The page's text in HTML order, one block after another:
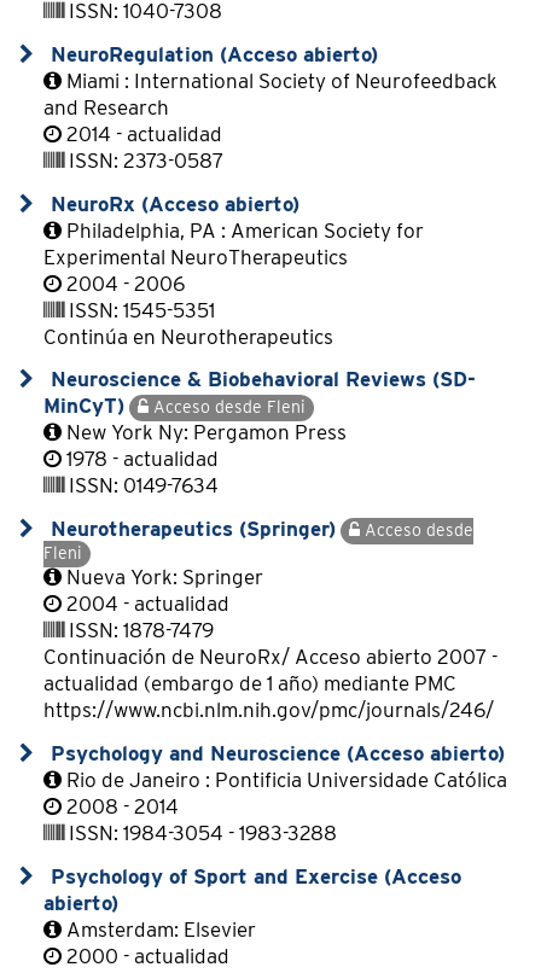
ISSN: 1040-7308
NeuroRegulation (Acceso abierto)
Miami : International Society of Neurofeedback
and Research
2014 - actualidad
ISSN: 2373-0587
NeuroRx (Acceso abierto)
Philadelphia, PA : American Society for
Experimental NeuroTherapeutics
2004 - 2006
ISSN: 1545-5351
Continúa en Neurotherapeutics
Neuroscience & Biobehavioral Reviews (SD-
MinCyT)
Acceso desde Fleni
New York Ny: Pergamon Press
1978 - actualidad
ISSN: 0149-7634
Neurotherapeutics (Springer)
Acceso desde
Fleni
Nueva York: Springer
2004 - actualidad
ISSN: 1878-7479
Continuación de NeuroRx/ Acceso abierto 2007 -
actualidad (embargo de 1 año) mediante PMC
https://www.ncbi.nlm.nih.gov/pmc/journals/246/
Psychology and Neuroscience (Acceso abierto)
Rio de Janeiro : Pontificia Universidade Católica
2008 - 2014
ISSN: 1984-3054 - 1983-3288
Psychology of Sport and Exercise (Acceso
abierto)
Amsterdam: Elsevier
2000 - actualidad